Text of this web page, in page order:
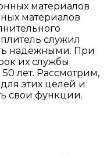
материалов
служил
надежными. При
их службы
лет. Рассмотрим,
этих целей и
свои функции.